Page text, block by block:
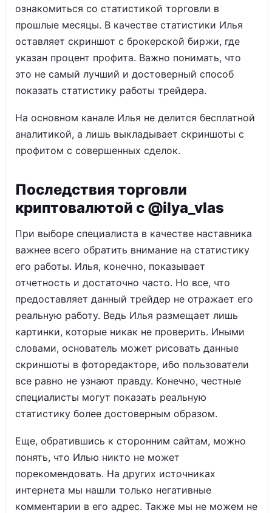
ознакомиться со статистикой торговли в
прошлые месяцы. В качестве статистики Илья
оставляет скриншот с брокерской биржи, где
указан процент профита. Важно понимать, что
это не самый лучший и достоверный способ
показать статистику работы трейдера.
На основном канале Илья не делится бесплатной
аналитикой, а лишь выкладывает скриншоты с
профитом с совершенных сделок.
Последствия торговли
криптовалютой с @ilya_vIas
При выборе специалиста в качестве наставника
важнее всего обратить внимание на статистику
его работы. Илья, конечно, показывает
отчетность и достаточно часто. Но все, что
предоставляет данный трейдер не отражает его
реальную работу. Ведь Илья размещает лишь
картинки, которые никак не проверить. Иными
словами, основатель может рисовать данные
скриншоты в фоторедакторе, ибо пользователи
все равно не узнают правду. Конечно, честные
специалисты могут показать реальную
статистику более достоверным образом.
Еще, обратившись к сторонним сайтам, можно
понять, что Илью никто не может
порекомендовать. На других источниках
интернета мы нашли только негативные
комментарии в его адрес. Также мы не можем не